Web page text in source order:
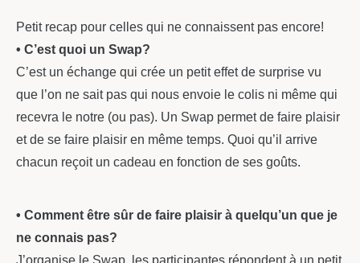
Petit recap pour celles qui ne connaissent pas encore!
• C’est quoi un Swap?
C’est un échange qui crée un petit effet de surprise vu
que l’on ne sait pas qui nous envoie le colis ni même qui
recevra le notre (ou pas). Un Swap permet de faire plaisir
et de se faire plaisir en même temps. Quoi qu’il arrive
chacun reçoit un cadeau en fonction de ses goûts.
• Comment être sûr de faire plaisir à quelqu’un que je
ne connais pas?
J’organise le Swap, les participantes répondent à un petit